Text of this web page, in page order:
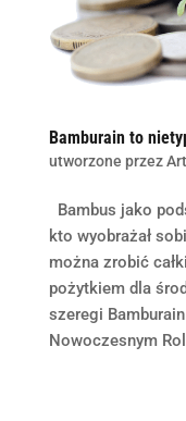
Bamburain to
utworzone przez
Bambus jako
kto wyobrażał
można zrobić
pożytkiem dla
szeregi
Nowoczesnym